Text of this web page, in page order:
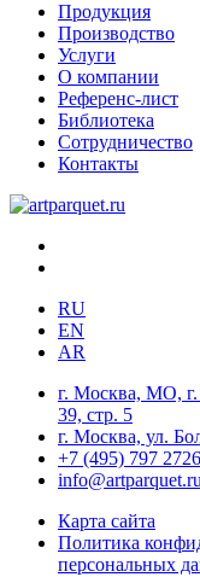
Продукция
Производство
Услуги
О компании
Референс-лист
Библиотека
Сотрудничество
Контакты
RU
EN
AR
г. Москва, МО, г.
39, стр. 5
г. Москва, ул.
+7 (495) 797 2726
Карта сайта
Политика
персональных